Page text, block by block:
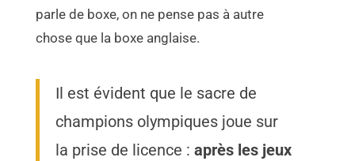
parle de boxe, on ne pense pas à autre
chose que la boxe anglaise.
Il est évident que le sacre de
champions olympiques joue sur
la prise de licence :après les jeux